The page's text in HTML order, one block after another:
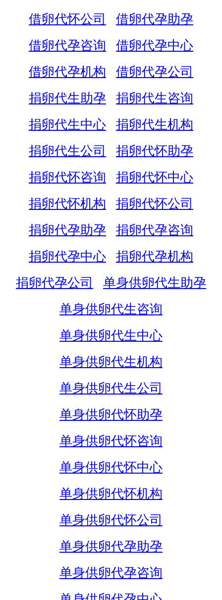
借卵代怀公司
借卵代孕助孕
借卵代孕咨询
借卵代孕中心
借卵代孕机构
借卵代孕公司
捐卵代生助孕
捐卵代生咨询
捐卵代生中心
捐卵代生机构
捐卵代生公司
捐卵代怀助孕
捐卵代怀咨询
捐卵代怀中心
捐卵代怀机构
捐卵代怀公司
捐卵代孕助孕
捐卵代孕咨询
捐卵代孕中心
捐卵代孕机构
捐卵代孕公司
单身供卵代生助孕
单身供卵代生咨询
单身供卵代生中心
单身供卵代生机构
单身供卵代生公司
单身供卵代怀助孕
单身供卵代怀咨询
单身供卵代怀中心
单身供卵代怀机构
单身供卵代怀公司
单身供卵代孕助孕
单身供卵代孕咨询